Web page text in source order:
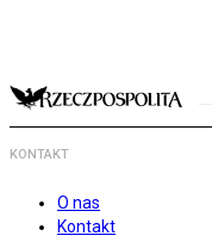
KONTAKT
O nas
Kontakt